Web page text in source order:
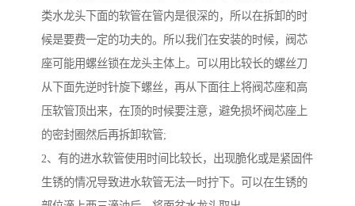
类水龙头下面的软管在管内是很深的，所以在拆卸的时
候是要费一定的功夫的。所以我们在安装的时候，阀芯
座可能用螺丝锁在龙头主体上。可以用比较长的螺丝刀
从下面先逆时针旋下螺丝，再从下面往上将阀芯座和高
压软管顶出来，在顶的时候要注意，避免损坏阀芯座上
的密封圈然后再拆卸软管;
2、有的进水软管使用时间比较长，出现脆化或是紧固件
生锈的情况导致进水软管无法一时拧下。可以在生锈的